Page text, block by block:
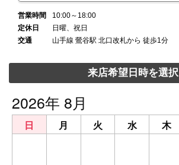
営業時間
10:00～18:00
定休日
日曜、祝日
交通
山手線 鶯谷駅 北口改札から 徒歩1分
来店希望日時を選択
2026年 8月
日 月 火 水 木